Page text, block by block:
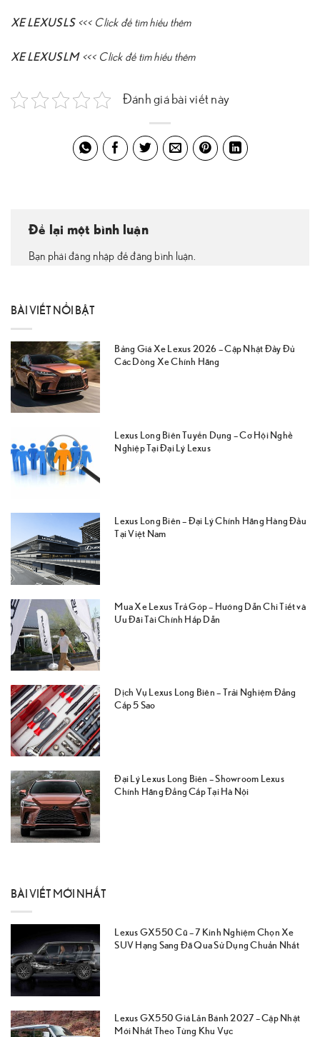
XE LEXUS LS <<< Click để tìm hiểu thêm
XE LEXUS LM <<< Click để tìm hiểu thêm
Đánh giá bài viết này
Để lại một bình luận
Bạn phải đăng nhập để đăng bình luận.
BÀI VIẾT NỔI BẬT
Bảng Giá Xe Lexus 2026 – Cập Nhật Đầy Đủ
Các Dòng Xe Chính Hãng
Lexus Long Biên Tuyển Dụng – Cơ Hội Nghề
Nghiệp Tại Đại Lý Lexus
Lexus Long Biên – Đại Lý Chính Hãng Hàng Đầu
Tại Việt Nam
Mua Xe Lexus Trả Góp – Hướng Dẫn Chi Tiết và
Ưu Đãi Tài Chính Hấp Dẫn
Dịch Vụ Lexus Long Biên – Trải Nghiệm Đẳng
Cấp 5 Sao
Đại Lý Lexus Long Biên – Showroom Lexus
Chính Hãng Đẳng Cấp Tại Hà Nội
BÀI VIẾT MỚI NHẤT
Lexus GX550 Cũ – 7 Kinh Nghiệm Chọn Xe
SUV Hạng Sang Đã Qua Sử Dụng Chuẩn Nhất
Lexus GX550 Giá Lăn Bánh 2027 – Cập Nhật
Mới Nhất Theo Từng Khu Vực